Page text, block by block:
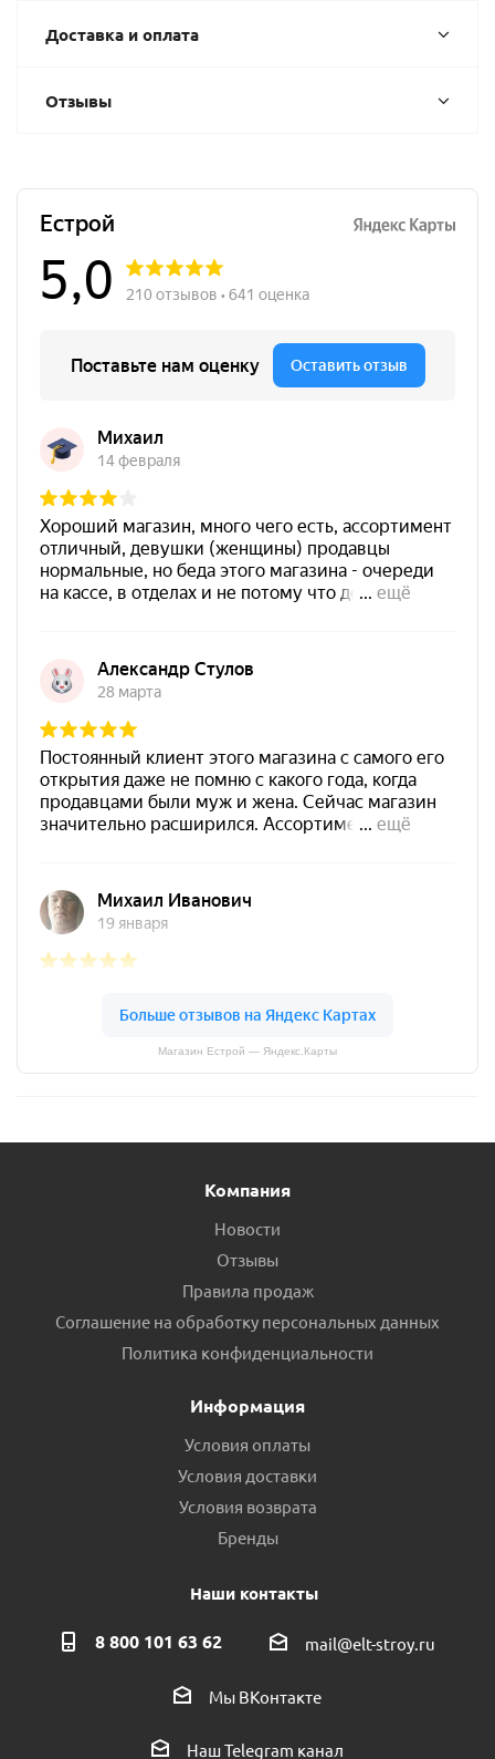
Доставка и оплата
Отзывы
Магазин Естрой — Яндекс.Карты
Компания
Новости
Отзывы
Правила продаж
Соглашение на обработку персональных данных
Политика конфиденциальности
Информация
Условия оплаты
Условия доставки
Условия возврата
Бренды
Наши контакты
8 800 101 63 62 mail@elt-stroy.ru
Мы ВКонтакте
Наш Telegram канал